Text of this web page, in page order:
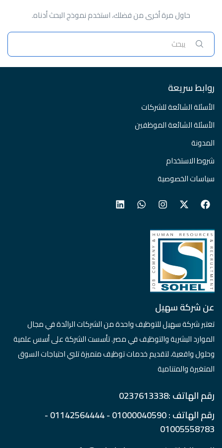
حاول مرة أخرى من فضلك، استخدم نموذج البحث أدناه.
روابط سريعة
الأسئلة الشائعة للشركات
الأسئلة الشائعة الموظفين
المدونة
شروط الاستخدام
سياسات الخصوصية
عن شركة سهيل
تعتبر شركة سهيل للتوظيف واحدة من الشركات الرائدة في مجال
الموارد البشرية والتوظيف في مصر. تأسست الشركة على أسس علمية
وحلول واقعية، لتقديم خدمات توظيف متميزة تلبي احتياجات السوق
المتغيرة والمتنامية
رقم الهاتف :0237613338
رقم الهاتف : 01000040590 - 01142564444 -
01005558783